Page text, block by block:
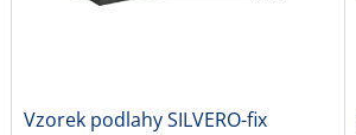
Vzorek podlahy SILVERO-fix